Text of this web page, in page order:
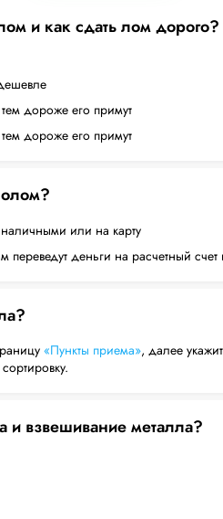
и как сдать лом дорого?
дороже его примут
дороже его примут
или на карту
деньги на расчетный
«Пункты приема», далее
и взвешивание металла?